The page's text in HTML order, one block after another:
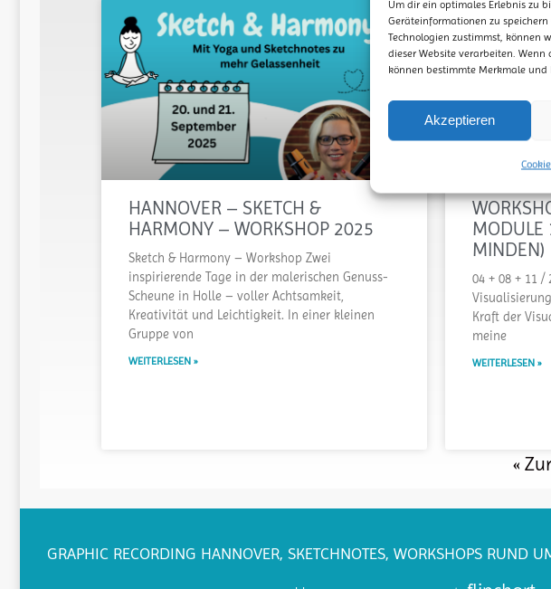
Um dir ein optimales Erlebnis zu
Geräteinformationen zu
Technologien zustimmst, können
dieser Website verarbeiten.
können bestimmte Merkmale
Akzeptieren
HANNOVER – SKETCH &
HARMONY – WORKSHOP 2025
Sketch & Harmony – Workshop Zwei
inspirierende Tage in der malerischen Genuss-
Scheune in Holle – voller Achtsamkeit,
Kreativität und Leichtigkeit. In einer kleinen
Gruppe von
WEITERLESEN »
MINDEN)
04 + 08 + 11 /
Kraft der
meine
WEITERLESEN »
«
GRAPHIC RECORDING HANNOVER, SKETCHNOTES, WORKSHOPS RUND